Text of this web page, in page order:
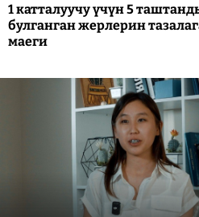
1 катталуучу үчүн 5
булганган жерлерин
маеги